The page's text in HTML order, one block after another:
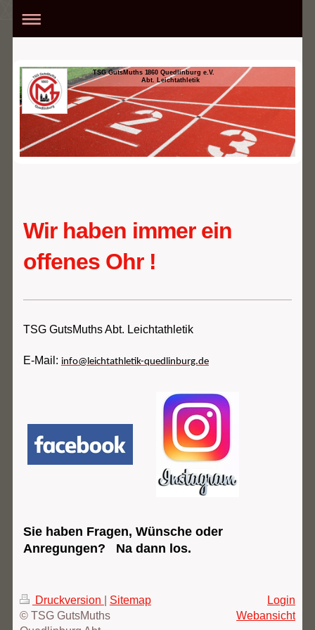
TSG GutsMuths 1860 Quedlinburg e.V.
Abt. Leichtathletik
Wir haben immer ein
offenes Ohr !
TSG GutsMuths Abt. Leichtathletik
E-Mail: info@leichtathletik-quedlinburg.de
Sie haben Fragen, Wünsche oder
Anregungen? Na dann los.
Druckversion
Sitemap
© TSG GutsMuths
Login
Webansicht